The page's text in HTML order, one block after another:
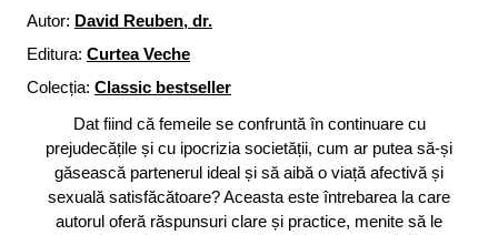
Autor: David Reuben, dr.
Editura: Curtea Veche
Colecția: Classic bestseller
Dat fiind că femeile se confruntă în continuare cu
prejudecățile și cu ipocrizia societății, cum ar putea să-și
găsească partenerul ideal și să aibă o viață afectivă și
sexuală satisfăcătoare? Aceasta este întrebarea la care
autorul oferă răspunsuri clare și practice, menite să le